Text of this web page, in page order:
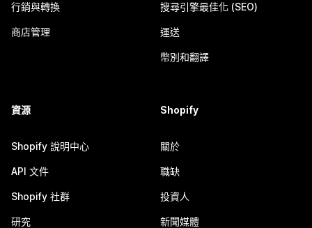
行銷與轉換
商店管理
搜尋引擎最佳化 (SEO)
運送
幣別和翻譯
資源
Shopify 說明中心
API 文件
Shopify 社群
研究
Shopify
關於
職缺
投資人
新聞媒體